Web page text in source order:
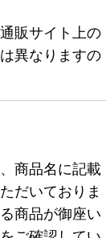
販サイト上の
異なりますの
商品名に記載
だいておりま
商品が御座い